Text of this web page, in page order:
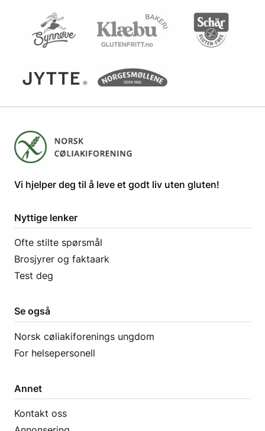
​​​​Vi hjelper deg til å leve et godt liv uten gluten! ​
Nyttige lenker
Ofte stilte spørsmål
Brosjyrer og faktaark
Test deg
Se også
Norsk cøliakiforenings ungdom
For helsepersonell
Annet
Kontakt oss